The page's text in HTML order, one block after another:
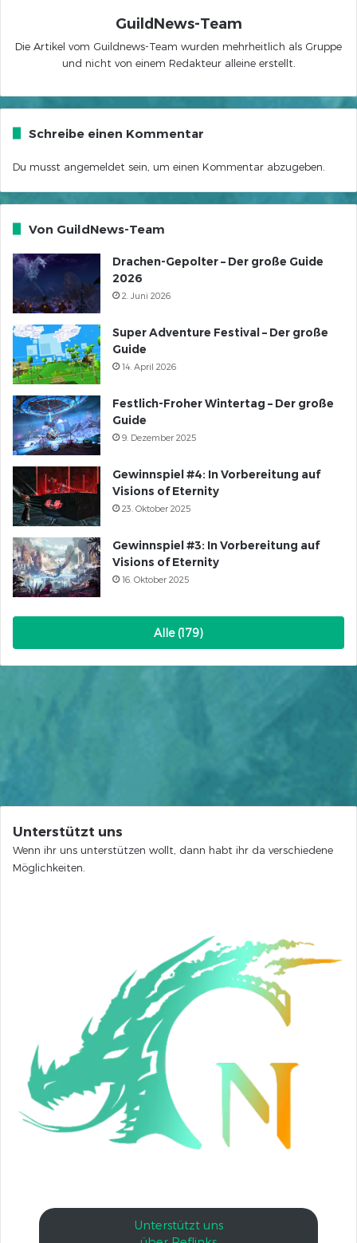
GuildNews-Team
Die Artikel vom Guildnews-Team wurden mehrheitlich als Gruppe
und nicht von einem Redakteur alleine erstellt.
Schreibe einen Kommentar
Du musst angemeldet sein, um einen Kommentar abzugeben.
Von GuildNews-Team
Drachen-Gepolter – Der große Guide
2026
2. Juni 2026
Super Adventure Festival – Der große
Guide
14. April 2026
Festlich-Froher Wintertag – Der große
Guide
9. Dezember 2025
Gewinnspiel #4: In Vorbereitung auf
Visions of Eternity
23. Oktober 2025
Gewinnspiel #3: In Vorbereitung auf
Visions of Eternity
16. Oktober 2025
Alle (179)
Unterstützt uns
Wenn ihr uns unterstützen wollt, dann habt ihr da verschiedene
Möglichkeiten.
Unterstützt uns